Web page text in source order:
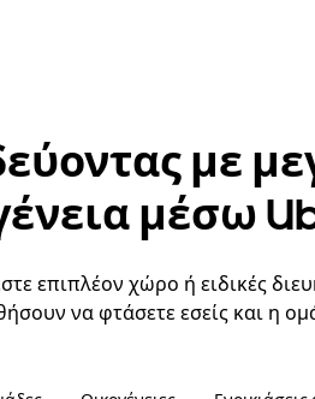
με
μέσω
επιπλέον χώρο ή ειδικές
να φτάσετε εσείς και η